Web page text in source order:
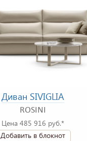
Диван SIVIGLIA
ROSINI
Цена 485 916 руб.*
Добавить в блокнот